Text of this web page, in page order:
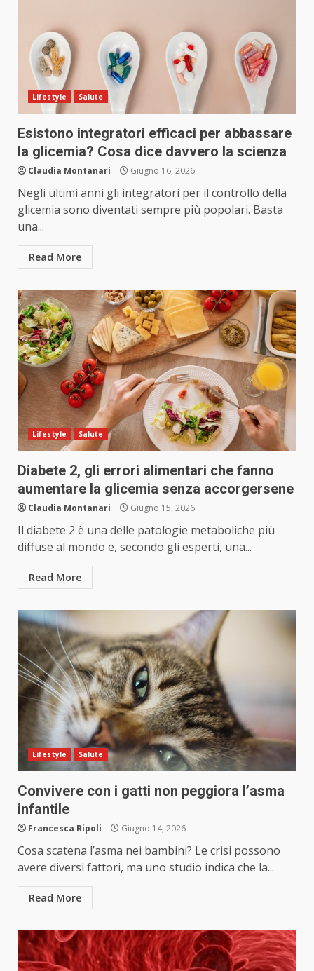
Lifestyle Salute
Esistono integratori efficaci per abbassare
la glicemia? Cosa dice davvero la scienza
Claudia Montanari Giugno 16, 2026
Negli ultimi anni gli integratori per il controllo della
glicemia sono diventati sempre più popolari. Basta
una...
Read More
Lifestyle Salute
Diabete 2, gli errori alimentari che fanno
aumentare la glicemia senza accorgersene
Claudia Montanari Giugno 15, 2026
Il diabete 2 è una delle patologie metaboliche più
diffuse al mondo e, secondo gli esperti, una...
Read More
Lifestyle Salute
Convivere con i gatti non peggiora l’asma
infantile
Francesca Ripoli Giugno 14, 2026
Cosa scatena l’asma nei bambini? Le crisi possono
avere diversi fattori, ma uno studio indica che la...
Read More